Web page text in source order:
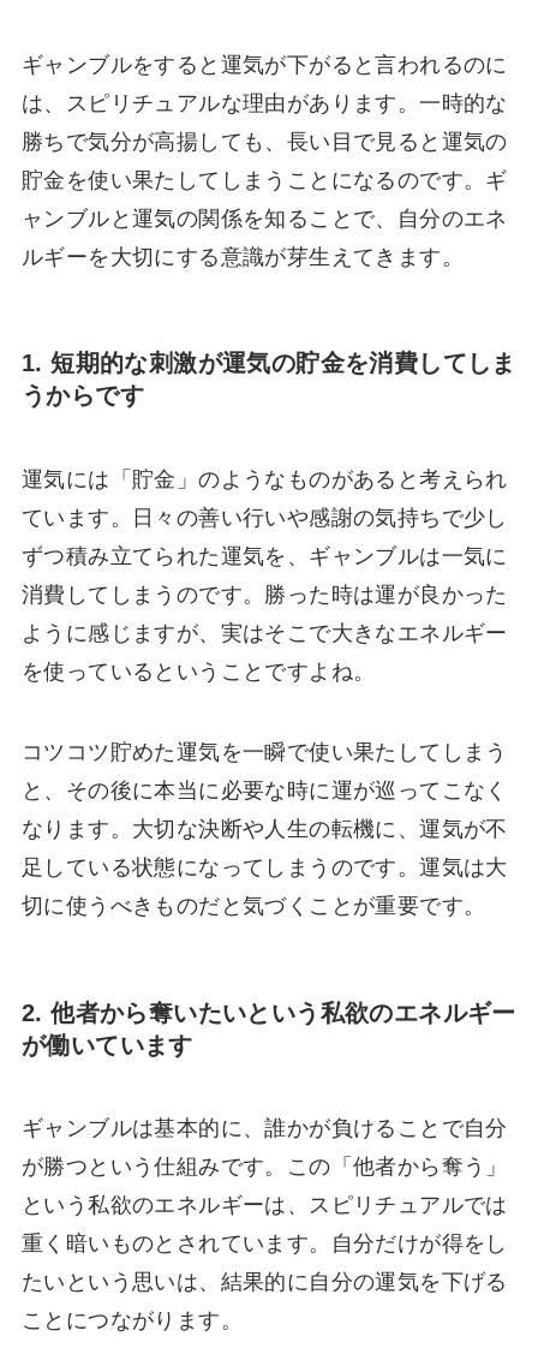
ギャンブルをすると運気が下がると言われるのに
は、スピリチュアルな理由があります。一時的な
勝ちで気分が高揚しても、長い目で見ると運気の
貯金を使い果たしてしまうことになるのです。ギ
ャンブルと運気の関係を知ることで、自分のエネ
ルギーを大切にする意識が芽生えてきます。
1. 短期的な刺激が運気の貯金を消費してしま
うからです
運気には「貯金」のようなものがあると考えられ
ています。日々の善い行いや感謝の気持ちで少し
ずつ積み立てられた運気を、ギャンブルは一気に
消費してしまうのです。勝った時は運が良かった
ように感じますが、実はそこで大きなエネルギー
を使っているということですよね。
コツコツ貯めた運気を一瞬で使い果たしてしまう
と、その後に本当に必要な時に運が巡ってこなく
なります。大切な決断や人生の転機に、運気が不
足している状態になってしまうのです。運気は大
切に使うべきものだと気づくことが重要です。
2. 他者から奪いたいという私欲のエネルギー
が働いています
ギャンブルは基本的に、誰かが負けることで自分
が勝つという仕組みです。この「他者から奪う」
という私欲のエネルギーは、スピリチュアルでは
重く暗いものとされています。自分だけが得をし
たいという思いは、結果的に自分の運気を下げる
ことにつながります。